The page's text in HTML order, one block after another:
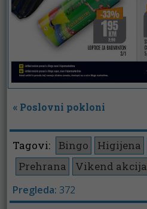
« Poslovni pokloni
Tagovi: Bingo Higijena
Prehrana
Vikend akcija
Pregleda: 372